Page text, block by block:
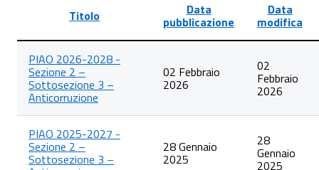
degli
articoli
nella
categoria
Piano
prevenzione
della
Titolo Data
pubblicazione
Data
modifica
PIAO 2026-2028 -
Sezione 2 –
Sottosezione 3 –
Anticorruzione
02 Febbraio
2026
02
Febbraio
2026
PIAO 2025-2027 -
Sezione 2 –
Sottosezione 3 –
28 Gennaio
2025
28
Gennaio
2025